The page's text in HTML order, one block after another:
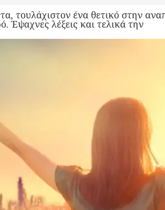
τουλάχιστον ένα θετικό στην
Έψαχνες λέξεις και τελικά την